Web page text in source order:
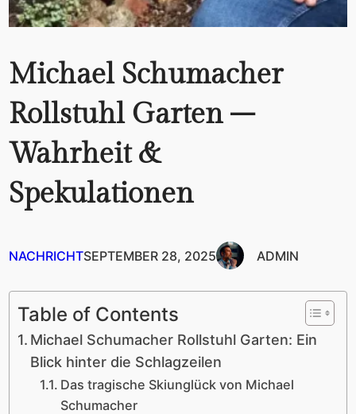
Michael Schumacher
Rollstuhl Garten –
Wahrheit &
Spekulationen
NACHRICHTSEPTEMBER 28, 2025 ADMIN
Table of Contents
Michael Schumacher Rollstuhl Garten: Ein
Blick hinter die Schlagzeilen
Das tragische Skiunglück von Michael
Schumacher